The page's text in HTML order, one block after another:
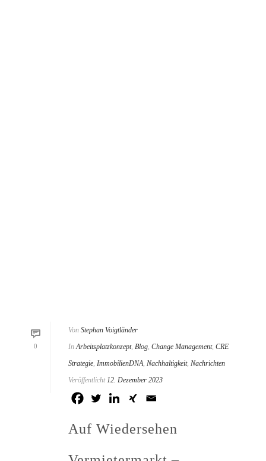
0
Von Stephan Voigtländer
In Arbeitsplatzkonzept, Blog Change Management, CRE
Strategie ImmobilienDNA Nachhaltigkeit, Nachrichten
Veröffentlicht 12. Dezember 2023
Auf Wiedersehen